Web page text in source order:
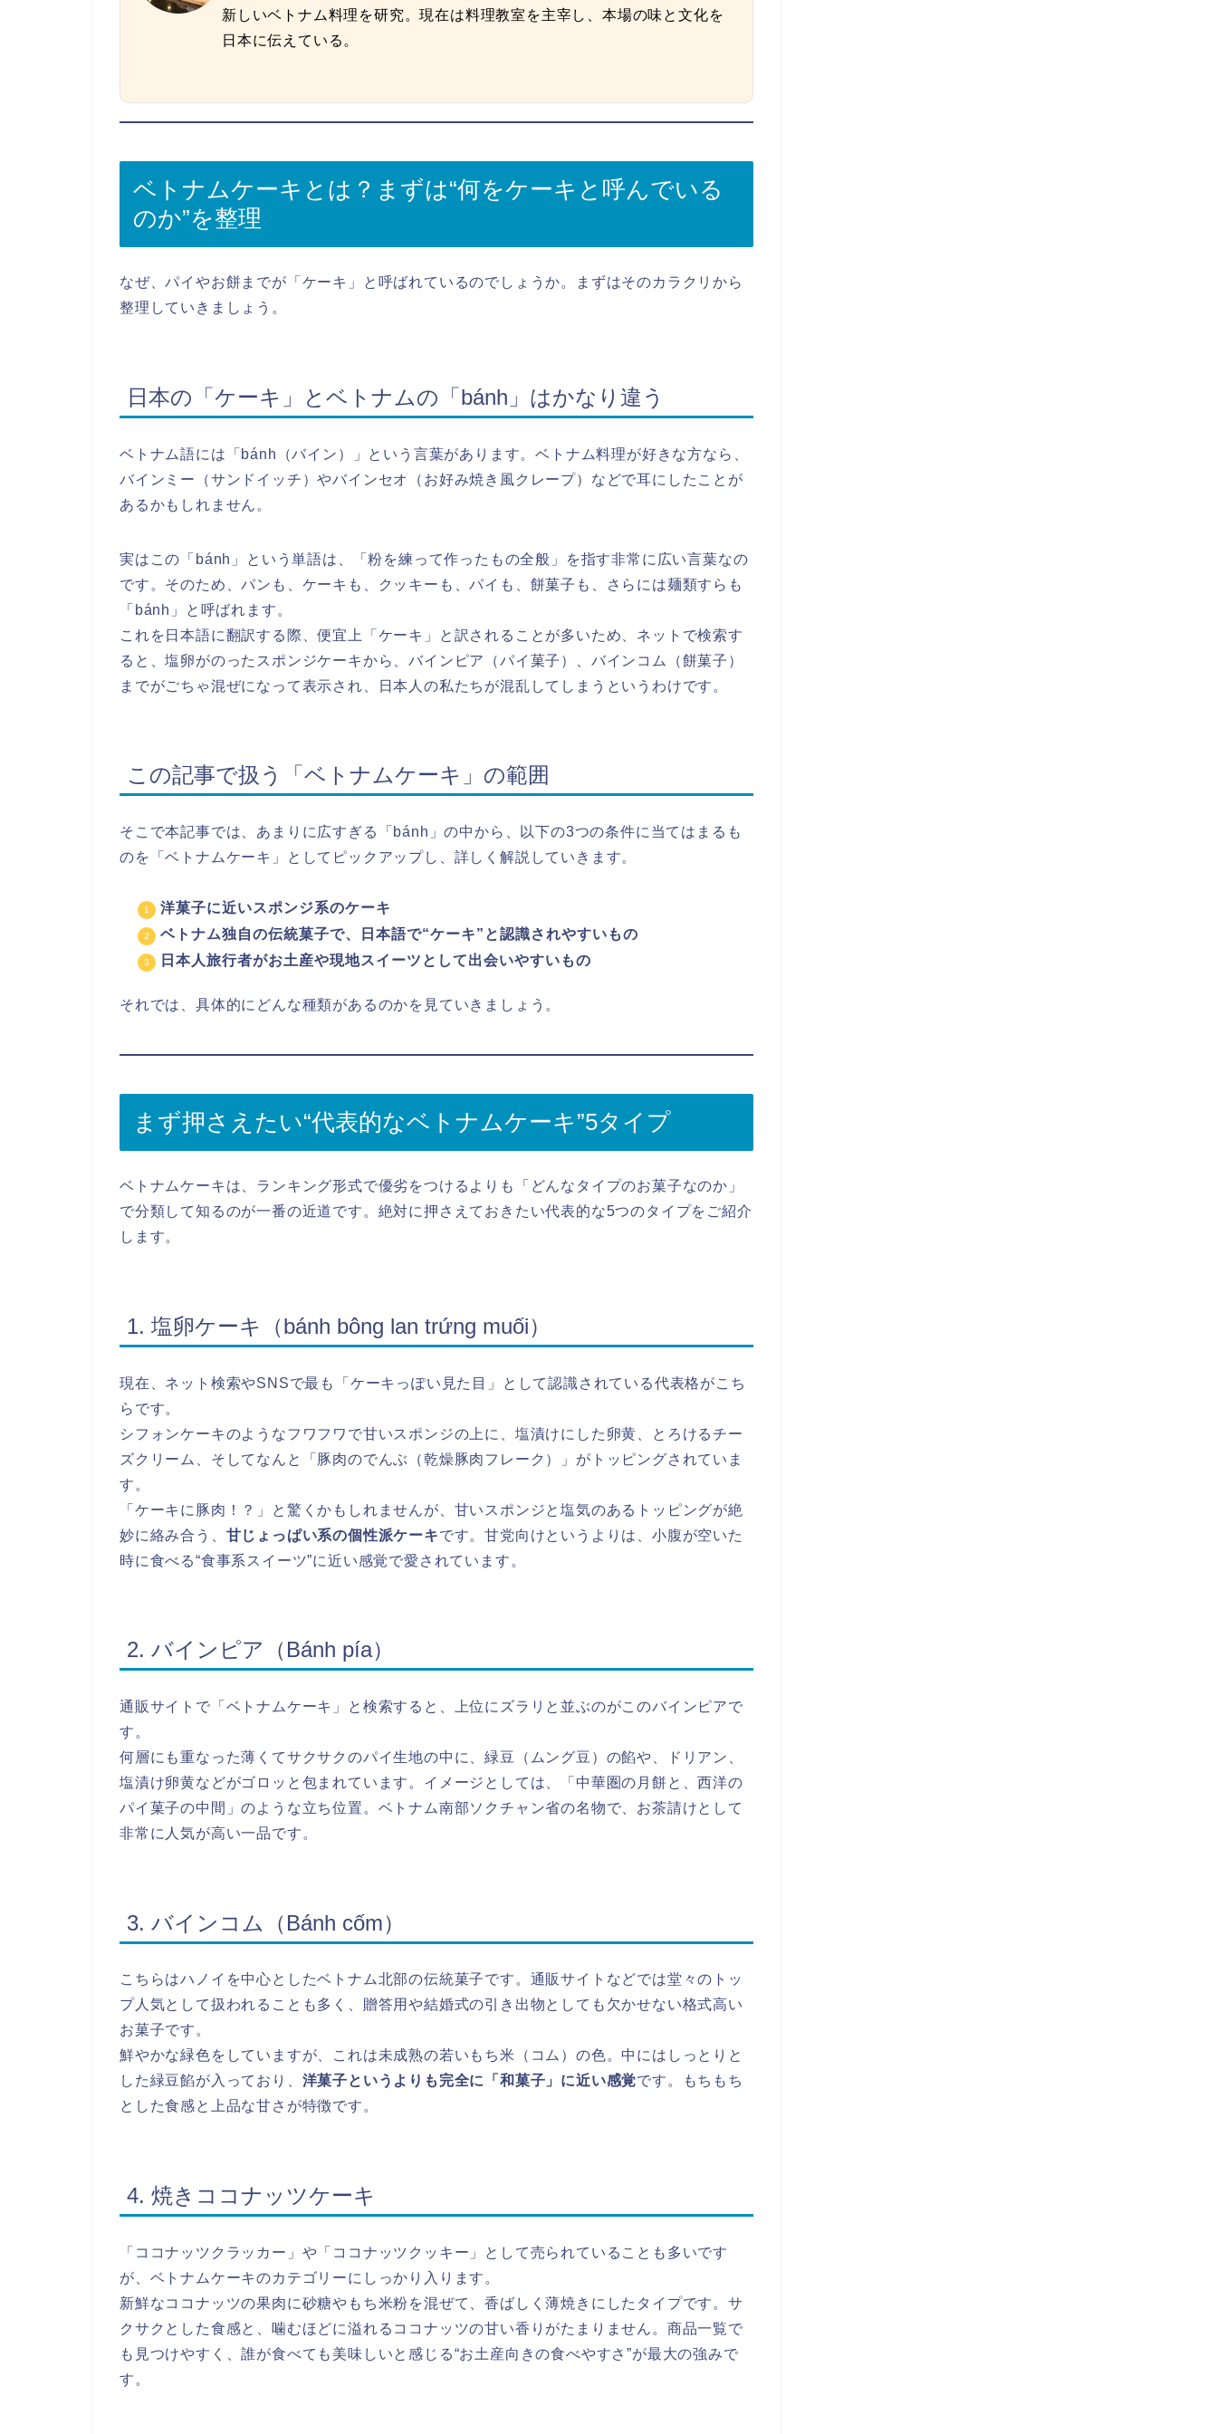
新しいベトナム料理を研究。現在は料理教室を主宰し、本場の味と文化を
日本に伝えている。
ベトナムケーキとは？まずは“何をケーキと呼んでいる
のか”を整理
なぜ、パイやお餅までが「ケーキ」と呼ばれているのでしょうか。まずはそのカラクリから
整理していきましょう。
日本の「ケーキ」とベトナムの「bánh」はかなり違う
ベトナム語には「bánh（バイン）」という言葉があります。ベトナム料理が好きな方なら、
バインミー（サンドイッチ）やバインセオ（お好み焼き風クレープ）などで耳にしたことが
あるかもしれません。
実はこの「bánh」という単語は、「粉を練って作ったもの全般」を指す非常に広い言葉なの
です。そのため、パンも、ケーキも、クッキーも、パイも、餅菓子も、さらには麺類すらも
「bánh」と呼ばれます。
これを日本語に翻訳する際、便宜上「ケーキ」と訳されることが多いため、ネットで検索す
ると、塩卵がのったスポンジケーキから、バインピア（パイ菓子）、バインコム（餅菓子）
までがごちゃ混ぜになって表示され、日本人の私たちが混乱してしまうというわけです。
この記事で扱う「ベトナムケーキ」の範囲
そこで本記事では、あまりに広すぎる「bánh」の中から、以下の3つの条件に当てはまるも
のを「ベトナムケーキ」としてピックアップし、詳しく解説していきます。
洋菓子に近いスポンジ系のケーキ
ベトナム独自の伝統菓子で、日本語で“ケーキ”と認識されやすいもの
日本人旅行者がお土産や現地スイーツとして出会いやすいもの
それでは、具体的にどんな種類があるのかを見ていきましょう。
まず押さえたい“代表的なベトナムケーキ”5タイプ
ベトナムケーキは、ランキング形式で優劣をつけるよりも「どんなタイプのお菓子なのか」
で分類して知るのが一番の近道です。絶対に押さえておきたい代表的な5つのタイプをご紹介
します。
1. 塩卵ケーキ（bánh bông lan trứng muối）
現在、ネット検索やSNSで最も「ケーキっぽい見た目」として認識されている代表格がこち
らです。
シフォンケーキのようなフワフワで甘いスポンジの上に、塩漬けにした卵黄、とろけるチー
ズクリーム、そしてなんと「豚肉のでんぶ（乾燥豚肉フレーク）」がトッピングされていま
す。
「ケーキに豚肉！？」と驚くかもしれませんが、甘いスポンジと塩気のあるトッピングが絶
妙に絡み合う、 甘じょっぱい系の個性派ケーキです。甘党向けというよりは、小腹が空いた
時に食べる“食事系スイーツ”に近い感覚で愛されています。
2. バインピア（Bánh pía）
通販サイトで「ベトナムケーキ」と検索すると、上位にズラリと並ぶのがこのバインピアで
す。
何層にも重なった薄くてサクサクのパイ生地の中に、緑豆（ムング豆）の餡や、ドリアン、
塩漬け卵黄などがゴロッと包まれています。イメージとしては、「中華圏の月餅と、西洋の
パイ菓子の中間」のような立ち位置。ベトナム南部ソクチャン省の名物で、お茶請けとして
非常に人気が高い一品です。
3. バインコム（Bánh cốm）
こちらはハノイを中心としたベトナム北部の伝統菓子です。通販サイトなどでは堂々のトッ
プ人気として扱われることも多く、贈答用や結婚式の引き出物としても欠かせない格式高い
お菓子です。
鮮やかな緑色をしていますが、これは未成熟の若いもち米（コム）の色。中にはしっとりと
した緑豆餡が入っており、 洋菓子というよりも完全に「和菓子」に近い感覚です。もちもち
とした食感と上品な甘さが特徴です。
4. 焼きココナッツケーキ
「ココナッツクラッカー」や「ココナッツクッキー」として売られていることも多いです
が、ベトナムケーキのカテゴリーにしっかり入ります。
新鮮なココナッツの果肉に砂糖やもち米粉を混ぜて、香ばしく薄焼きにしたタイプです。サ
クサクとした食感と、噛むほどに溢れるココナッツの甘い香りがたまりません。商品一覧で
も見つけやすく、誰が食べても美味しいと感じる“お土産向きの食べやすさ”が最大の強みで
す。